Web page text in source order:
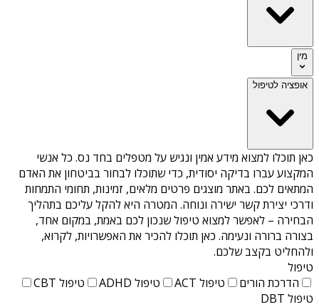
מין
אופציה לטיפול
כאן תוכלו למצוא מידע אמין ונגיש על מטפלים בחד נס. כל אנשי
המקצוע עברו בדיקה יסודית, כדי שתוכלו לבחור בביטחון את האדם
המתאים לכם. באתר מוצגים פרטים מלאים, זמינות, תחומי התמחות
ודרכי יצירת קשר ישירה ונוחה. המטרה היא להקל עליכם בתהליך
הבחירה – לאפשר למצוא טיפול שנכון לכם באמת, במקום אחד,
בצורה ברורה ונעימה. כאן תוכלו להכיר את האפשרויות, לקרוא,
ולהחליט בקצב שלכם.
טיפול
הדרכת הורים
טיפול ACT טיפול ADHD
טיפול CBT
טיפול DBT